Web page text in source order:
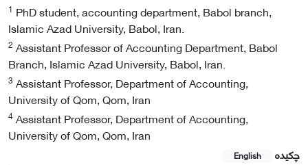
1 PhD student, accounting department, Babol branch,
Islamic Azad University, Babol, Iran.
2 Assistant Professor of Accounting Department, Babol
Branch, Islamic Azad University, Babol, Iran.
3 Assistant Professor, Department of Accounting,
University of Qom, Qom, Iran
4Assistant Professor, Department of Accounting,
University of Qom, Qom, Iran
چکیده
English